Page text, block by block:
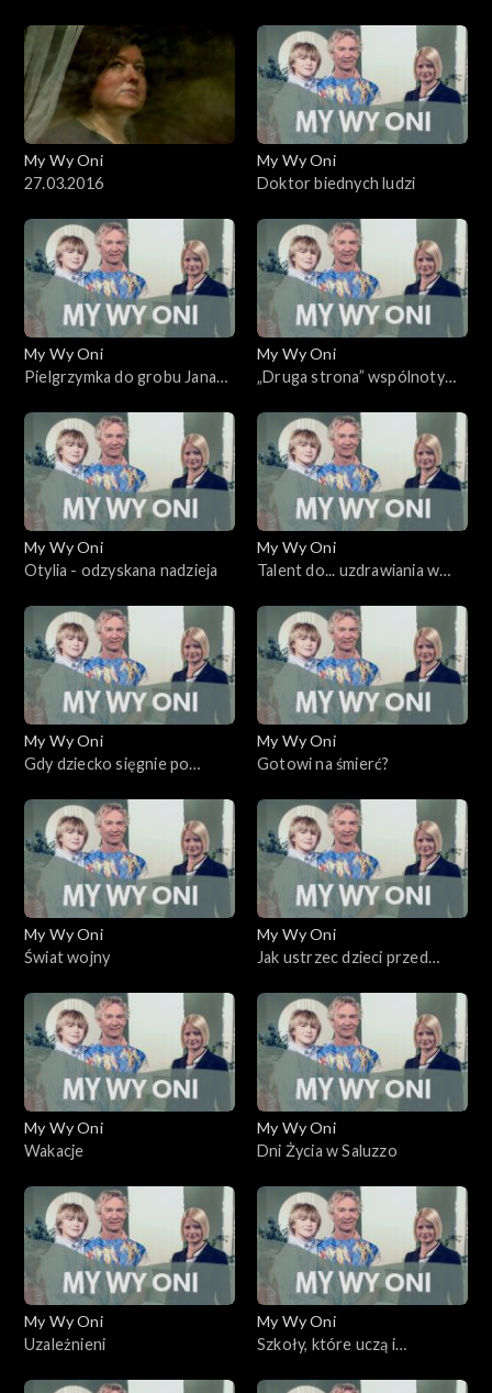
My Wy Oni
27.03.2016
My Wy Oni
Doktor biednych ludzi
My Wy Oni
Pielgrzymka do grobu Jana
My Wy Oni
„Druga strona” wspólnoty
My Wy Oni
Otylia - odzyskana nadzieja
My Wy Oni
Talent do... uzdrawiania w
My Wy Oni
Gdy dziecko sięgnie po
My Wy Oni
Gotowi na śmierć?
My Wy Oni
Świat wojny
My Wy Oni
Jak ustrzec dzieci przed
My Wy Oni
Wakacje
My Wy Oni
Dni Życia w Saluzzo
My Wy Oni
Uzależnieni
My Wy Oni
Szkoły, które uczą i